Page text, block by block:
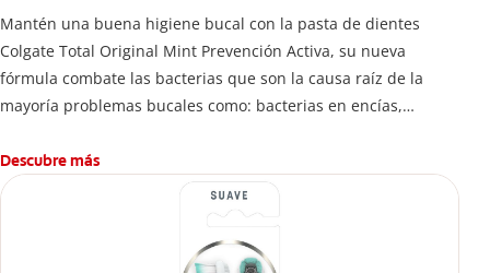
Mantén una buena higiene bucal con la pasta de dientes
Colgate Total Original Mint Prevención Activa, su nueva
fórmula combate las bacterias que son la causa raíz de la
mayoría problemas bucales como: bacterias en encías,
caries.
Descubre más